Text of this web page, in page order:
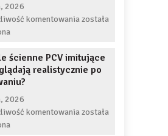
zwiększyć
2026
komentowaniaCo
implant
zęba
została
ścienne PCV imitujące
realistycznie po
2026
komentowaniaCzy
została